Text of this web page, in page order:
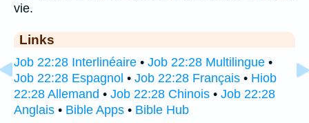
vie.
Links
Job 22:28 Interlinéaire • Job 22:28 Multilingue •
Job 22:28 Espagnol • Job 22:28 Français • Hiob
22:28 Allemand • Job 22:28 Chinois • Job 22:28
Anglais • Bible Apps • Bible Hub